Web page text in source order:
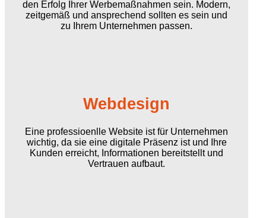
den Erfolg Ihrer Werbemaßnahmen sein. Modern,
zeitgemäß und ansprechend sollten es sein und
zu Ihrem Unternehmen passen.
Webdesign
Eine professioenlle Website ist für Unternehmen
wichtig, da sie eine digitale Präsenz ist und Ihre
Kunden erreicht, Informationen bereitstellt und
Vertrauen aufbaut.